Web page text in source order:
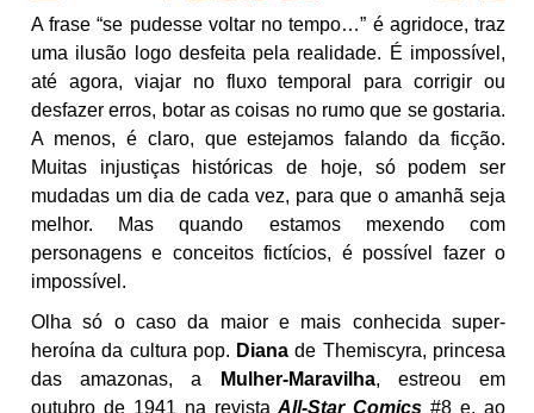
A frase “se pudesse voltar no tempo…” é agridoce, traz
uma ilusão logo desfeita pela realidade. É impossível,
até agora, viajar no fluxo temporal para corrigir ou
desfazer erros, botar as coisas no rumo que se gostaria.
A menos, é claro, que estejamos falando da ficção.
Muitas injustiças históricas de hoje, só podem ser
mudadas um dia de cada vez, para que o amanhã seja
melhor. Mas quando estamos mexendo com
personagens e conceitos fictícios, é possível fazer o
impossível.
Olha só o caso da maior e mais conhecida super-
heroína da cultura pop. Diana de Themiscyra, princesa
das amazonas, a
Mulher-Maravilha, estreou em
outubro de 1941 na revistaAll-Star Comics #8 e, ao